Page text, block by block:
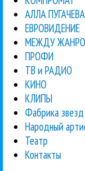
АЛЛА
ЕВРОВИДЕНИЕ
МЕЖДУ
ПРОФИ
ТВ и РАДИО
КИНО
КЛИПЫ
Фабрика звезд
Народный
Театр
Контакты